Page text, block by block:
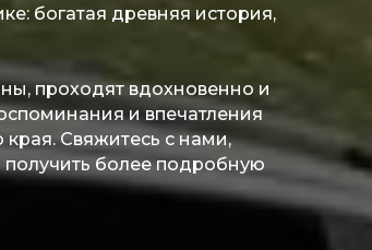
богатая древняя история,
проходят вдохновенно и
и впечатления
Свяжитесь с нами,
получить более подробную